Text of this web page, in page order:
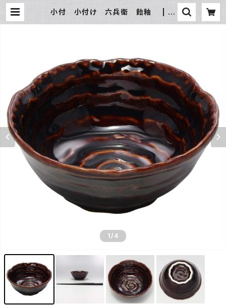
小付 小付け 六兵衛 飴釉 | 氷
1 /4